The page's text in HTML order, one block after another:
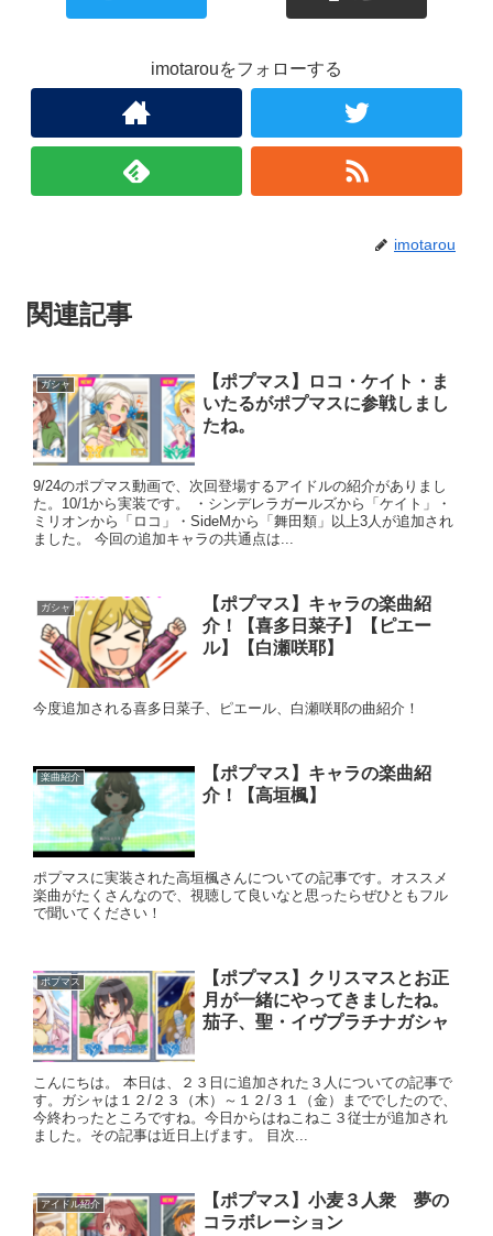
imotarouをフォローする
imotarou
関連記事
ガシャ
【ポプマス】ロコ・ケイト・ま
いたるがポプマスに参戦しまし
たね。
9/24のポプマス動画で、次回登場するアイドルの紹介がありまし
た。10/1から実装です。 ・シンデレラガールズから「ケイト」・
ミリオンから「ロコ」・SideMから「舞田類」以上3人が追加され
ました。 今回の追加キャラの共通点は...
ガシャ
【ポプマス】キャラの楽曲紹
介！【喜多日菜子】【ピエー
ル】【白瀬咲耶】
今度追加される喜多日菜子、ピエール、白瀬咲耶の曲紹介！
楽曲紹介
【ポプマス】キャラの楽曲紹
介！【高垣楓】
ポプマスに実装された高垣楓さんについての記事です。オススメ
楽曲がたくさんなので、視聴して良いなと思ったらぜひともフル
で聞いてください！
ポプマス
【ポプマス】クリスマスとお正
月が一緒にやってきましたね。
茄子、聖・イヴプラチナガシャ
こんにちは。 本日は、２３日に追加された３人についての記事で
す。ガシャは１２/２３（木）～１２/３１（金）まででしたので、
今終わったところですね。今日からはねこねこ３従士が追加され
ました。その記事は近日上げます。 目次...
アイドル紹介
【ポプマス】小麦３人衆 夢の
コラボレーション